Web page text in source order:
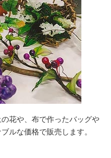
花や、布で作ったバッグや
ルな価格で販売します。